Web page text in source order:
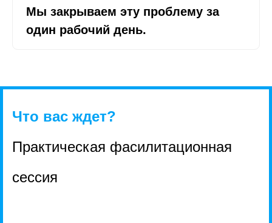
Мы закрываем эту проблему за
один рабочий день.
Что вас ждет?
Практическая фасилитационная
сессия